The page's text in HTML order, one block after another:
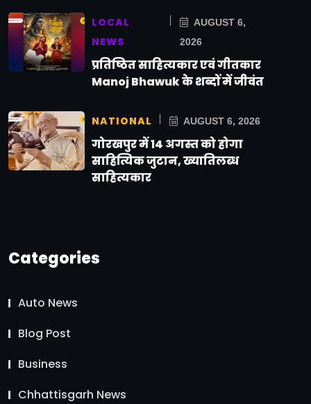
LOCAL
NEWS
AUGUST 6,
2026
प्रतिष्ठित साहित्यकार एवं गीतकार
Manoj Bhawuk के शब्दों में जीवंत
NATIONAL AUGUST 6, 2026
गोरखपुर में 14 अगस्त को होगा
साहित्यिक जुटान, ख्यातिलब्ध
साहित्यकार
Categories
Auto News
Blog Post
Business
Chhattisgarh News